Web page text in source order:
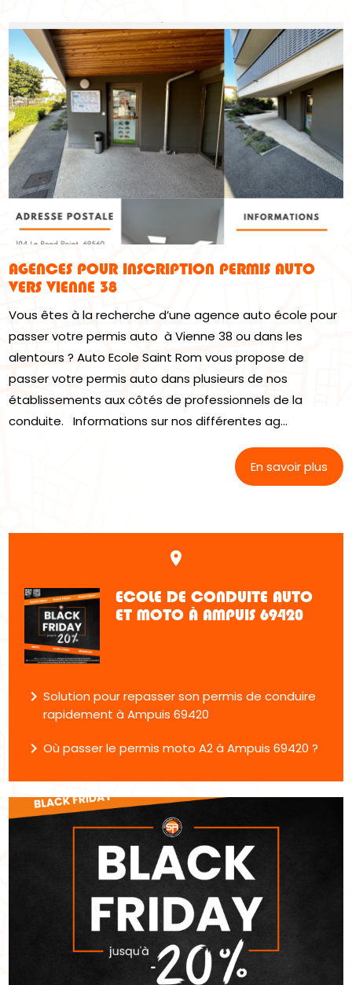
AGENCES POUR INSCRIPTION PERMIS AUTO
VERS VIENNE 38
Vous êtes à la recherche d’une agence auto école pour
passer votre permis auto à Vienne 38 ou dans les
alentours ? Auto Ecole Saint Rom vous propose de
passer votre permis auto dans plusieurs de nos
établissements aux côtés de professionnels de la
conduite. Informations sur nos différentes ag...
En savoir plus
place
ECOLE DE CONDUITE AUTO
ET MOTO À AMPUIS 69420
navigate_nextSolution pour repasser son permis de conduire
rapidement à Ampuis 69420
navigate_nextOù passer le permis moto A2 à Ampuis 69420 ?